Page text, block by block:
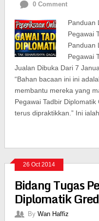
0 Comment
Panduan
Pegawai
Panduan
Pegawai
Jualan Dibuka Dari 7
“Bahan bacaan ini ini
membantu mereka yang
Pegawai Tadbir
terus dipraktikkan.” Ini ialah
26 Oct 2014
Bidang Tugas
Diplomatik
By Wan Haffiz